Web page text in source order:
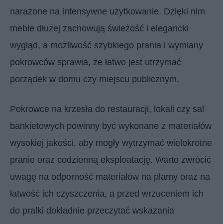
narażone na intensywne użytkowanie. Dzięki nim
meble dłużej zachowują świeżość i elegancki
wygląd, a możliwość szybkiego prania i wymiany
pokrowców sprawia, że łatwo jest utrzymać
porządek w domu czy miejscu publicznym.
Pokrowce na krzesła do restauracji, lokali czy sal
bankietowych powinny być wykonane z materiałów
wysokiej jakości, aby mogły wytrzymać wielokrotne
pranie oraz codzienną eksploatację. Warto zwrócić
uwagę na odporność materiałów na plamy oraz na
łatwość ich czyszczenia, a przed wrzuceniem ich
do pralki dokładnie przeczytać wskazania